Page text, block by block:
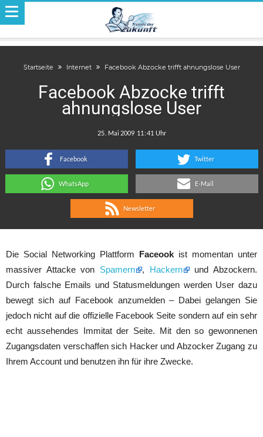
Startseite Internet Facebook Abzocke trifft ahnungslose User
Facebook Abzocke trifft
ahnungslose User
:
Facebook Twitter
WhatsApp E-Mail
Newsletter
Die Social Networking Plattform Faceook ist momentan unter
massiver Attacke von Spamern , Hackern
und Abzockern.
Durch falsche Emails und Statusmeldungen werden User dazu
bewegt sich auf Facebook anzumelden – Dabei gelangen Sie
jedoch nicht auf die offizielle Facebook Seite sondern auf ein sehr
echt aussehendes Immitat der Seite. Mit den so gewonnenen
Zugangsdaten verschaffen sich Hacker und Abzocker Zugang zu
Ihrem Account und benutzen ihn für ihre Zwecke.